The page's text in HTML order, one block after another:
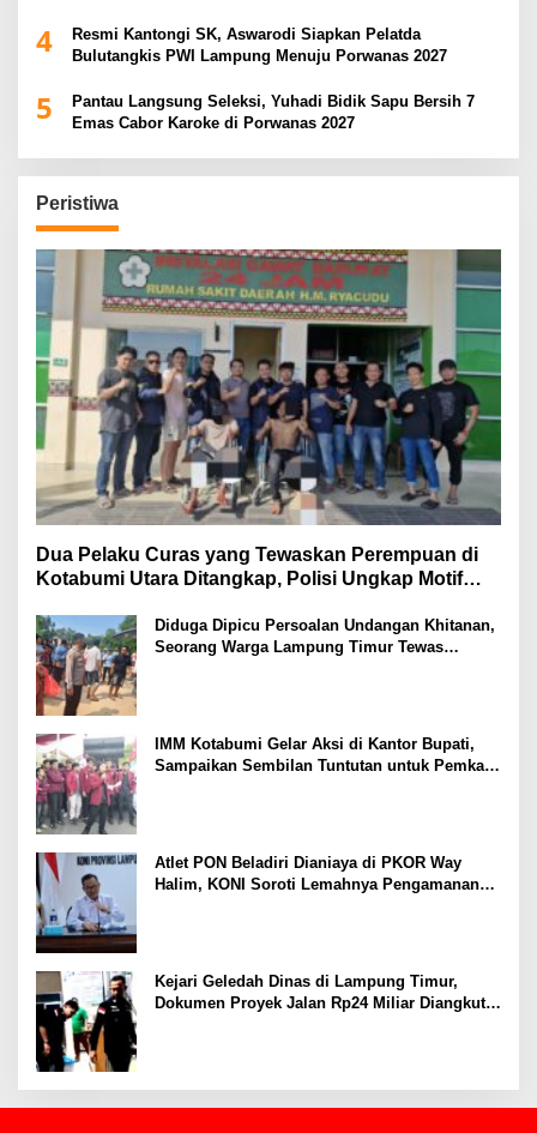
4
Resmi Kantongi SK, Aswarodi Siapkan Pelatda
Bulutangkis PWI Lampung Menuju Porwanas 2027
5
Pantau Langsung Seleksi, Yuhadi Bidik Sapu Bersih 7
Emas Cabor Karoke di Porwanas 2027
Peristiwa
Dua Pelaku Curas yang Tewaskan Perempuan di
Kotabumi Utara Ditangkap, Polisi Ungkap Motif
Diduga Dipicu Persoalan Undangan Khitanan,
Seorang Warga Lampung Timur Tewas
IMM Kotabumi Gelar Aksi di Kantor Bupati,
Sampaikan Sembilan Tuntutan untuk Pemkab
Atlet PON Beladiri Dianiaya di PKOR Way
Halim, KONI Soroti Lemahnya Pengamanan
Kejari Geledah Dinas di Lampung Timur,
Dokumen Proyek Jalan Rp24 Miliar Diangkut